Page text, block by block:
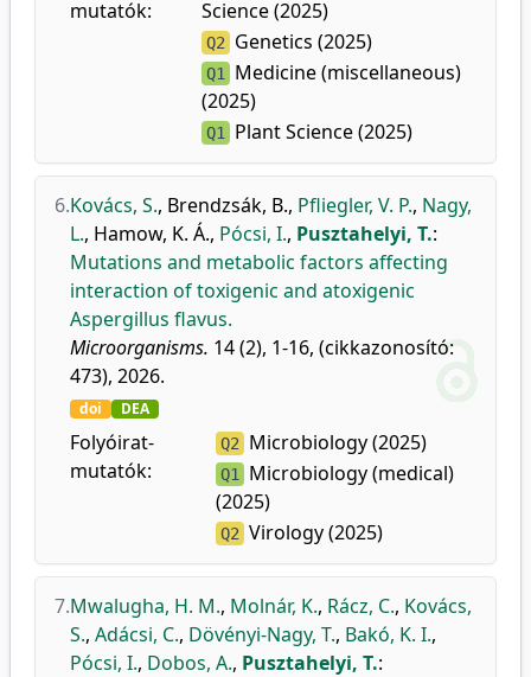
mutatók: Science (2025)
Q2 Genetics (2025)
Q1 Medicine (miscellaneous)
(2025)
Q1 Plant Science (2025)
6.Kovács, S., Brendzsák, B., Pfliegler, V. P., Nagy,
L., Hamow, K. Á., Pócsi, I., Pusztahelyi, T.:
Mutations and metabolic factors affecting
interaction of toxigenic and atoxigenic
Aspergillus flavus.
Microorganisms. 14 (2), 1-16, (cikkazonosító:
473), 2026.
doi DEA
Folyóirat-
mutatók:
Q2 Microbiology (2025)
Q1 Microbiology (medical)
(2025)
Q2 Virology (2025)
7.Mwalugha, H. M., Molnár, K., Rácz, C., Kovács,
S., Adácsi, C., Dövényi-Nagy, T., Bakó, K. I.,
Pócsi, I., Dobos, A., Pusztahelyi, T.: